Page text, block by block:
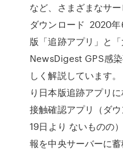
など、さまざまなサー
ダウンロード 2020年
版「追跡アプリ」と「
NewsDigest GPS感
しく解説しています
り日本版追跡アプリ
接触確認アプリ（ダ
19日より ないものの
報を中央サーバーに